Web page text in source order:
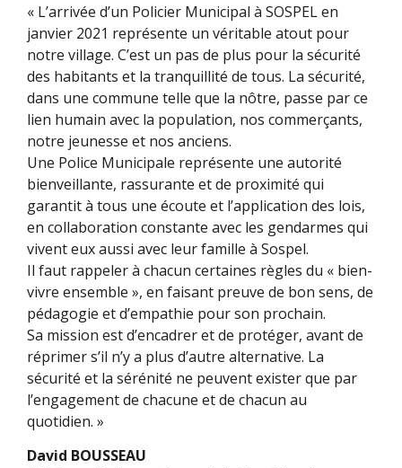
« L’arrivée d’un Policier Municipal à SOSPEL en
janvier 2021 représente un véritable atout pour
notre village. C’est un pas de plus pour la sécurité
des habitants et la tranquillité de tous. La sécurité,
dans une commune telle que la nôtre, passe par ce
lien humain avec la population, nos commerçants,
notre jeunesse et nos anciens.
Une Police Municipale représente une autorité
bienveillante, rassurante et de proximité qui
garantit à tous une écoute et l’application des lois,
en collaboration constante avec les gendarmes qui
vivent eux aussi avec leur famille à Sospel.
Il faut rappeler à chacun certaines règles du « bien-
vivre ensemble », en faisant preuve de bon sens, de
pédagogie et d’empathie pour son prochain.
Sa mission est d’encadrer et de protéger, avant de
réprimer s’il n’y a plus d’autre alternative. La
sécurité et la sérénité ne peuvent exister que par
l’engagement de chacune et de chacun au
quotidien. »
David BOUSSEAU